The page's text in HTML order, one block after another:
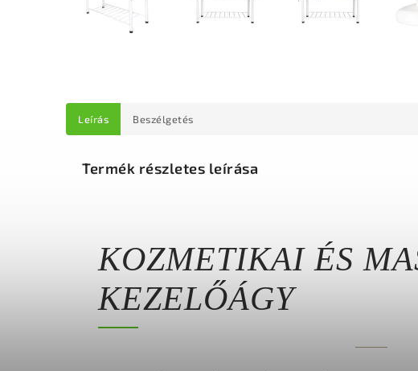
Leírás Beszélgetés
Termék részletes leírása
KOZMETIKAI ÉS
KEZELŐÁGY